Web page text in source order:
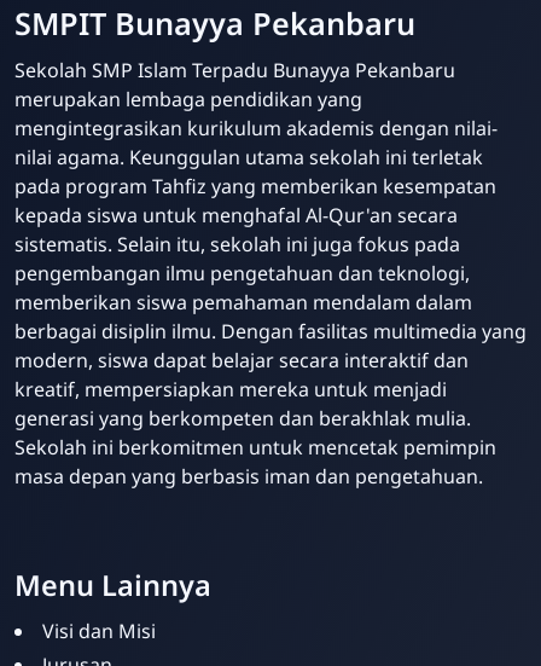
SMPIT Bunayya Pekanbaru
Sekolah SMP Islam Terpadu Bunayya Pekanbaru
merupakan lembaga pendidikan yang
mengintegrasikan kurikulum akademis dengan nilai-
nilai agama. Keunggulan utama sekolah ini terletak
pada program Tahfiz yang memberikan kesempatan
kepada siswa untuk menghafal Al-Qur'an secara
sistematis. Selain itu, sekolah ini juga fokus pada
pengembangan ilmu pengetahuan dan teknologi,
memberikan siswa pemahaman mendalam dalam
berbagai disiplin ilmu. Dengan fasilitas multimedia yang
modern, siswa dapat belajar secara interaktif dan
kreatif, mempersiapkan mereka untuk menjadi
generasi yang berkompeten dan berakhlak mulia.
Sekolah ini berkomitmen untuk mencetak pemimpin
masa depan yang berbasis iman dan pengetahuan.
Menu Lainnya
Visi dan Misi